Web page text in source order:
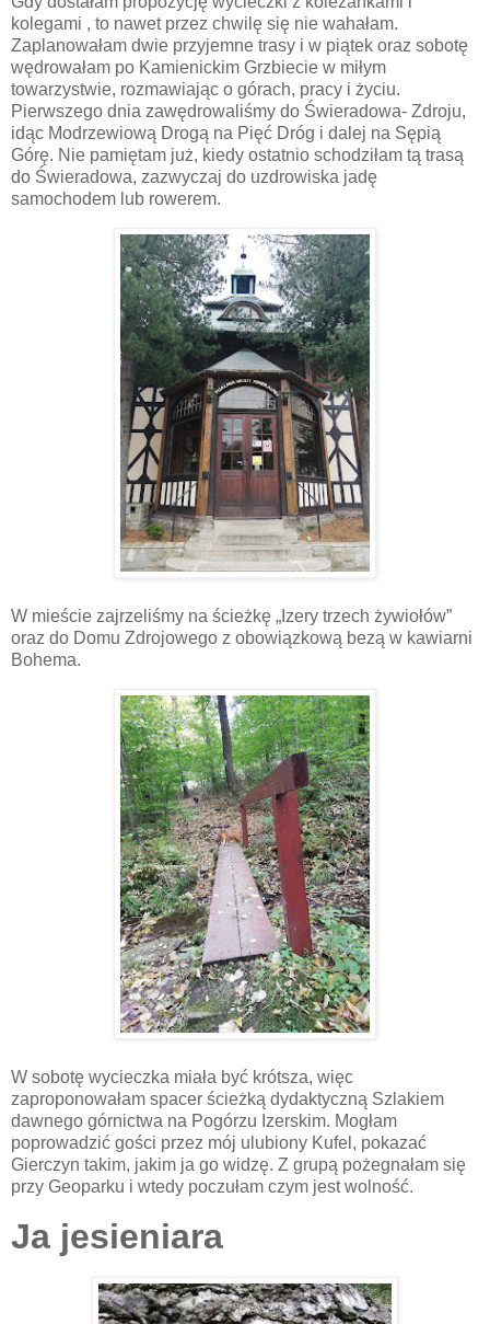
kolegami , to nawet przez chwilę się nie wahałam.
Zaplanowałam dwie przyjemne trasy i w piątek oraz sobotę
wędrowałam po Kamienickim Grzbiecie w miłym
towarzystwie, rozmawiając o górach, pracy i życiu.
Pierwszego dnia zawędrowaliśmy do Świeradowa- Zdroju,
idąc Modrzewiową Drogą na Pięć Dróg i dalej na Sępią
Górę. Nie pamiętam już, kiedy ostatnio schodziłam tą trasą
do Świeradowa, zazwyczaj do uzdrowiska jadę
samochodem lub rowerem.
W mieście zajrzeliśmy na ścieżkę „Izery trzech żywiołów”
oraz do Domu Zdrojowego z obowiązkową bezą w kawiarni
Bohema.
W sobotę wycieczka miała być krótsza, więc
zaproponowałam spacer ścieżką dydaktyczną Szlakiem
dawnego górnictwa na Pogórzu Izerskim. Mogłam
poprowadzić gości przez mój ulubiony Kufel, pokazać
Gierczyn takim, jakim ja go widzę. Z grupą pożegnałam się
przy Geoparku i wtedy poczułam czym jest wolność.
Ja jesieniara